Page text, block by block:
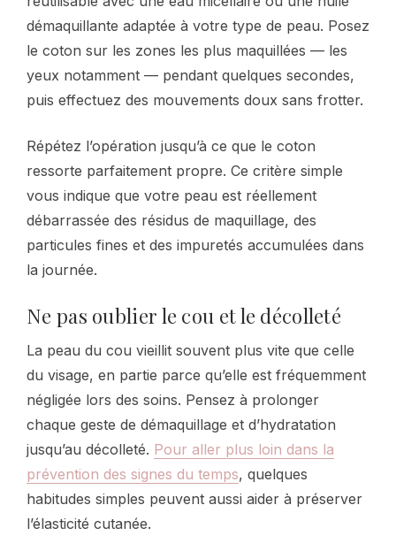
démaquillante adaptée à votre type de peau. Posez
le coton sur les zones les plus maquillées — les
yeux notamment — pendant quelques secondes,
puis effectuez des mouvements doux sans frotter.
Répétez l’opération jusqu’à ce que le coton
ressorte parfaitement propre. Ce critère simple
vous indique que votre peau est réellement
débarrassée des résidus de maquillage, des
particules fines et des impuretés accumulées dans
la journée.
Ne pas oublier le cou et le décolleté
La peau du cou vieillit souvent plus vite que celle
du visage, en partie parce qu’elle est fréquemment
négligée lors des soins. Pensez à prolonger
chaque geste de démaquillage et d’hydratation
jusqu’au décolleté. Pour aller plus loin dans la
prévention des signes du temps, quelques
habitudes simples peuvent aussi aider à préserver
l’élasticité cutanée.